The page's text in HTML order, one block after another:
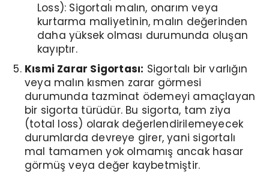
Loss): Sigortalı malın, onarım veya
kurtarma maliyetinin, malın değerinden
daha yüksek olması durumunda oluşan
kayıptır.
Kısmi Zarar Sigortası: Sigortalı bir varlığın
veya malın kısmen zarar görmesi
durumunda tazminat ödemeyi amaçlayan
bir sigorta türüdür. Bu sigorta, tam ziya
(total loss) olarak değerlendirilemeyecek
durumlarda devreye girer, yani sigortalı
mal tamamen yok olmamış ancak hasar
görmüş veya değer kaybetmiştir.